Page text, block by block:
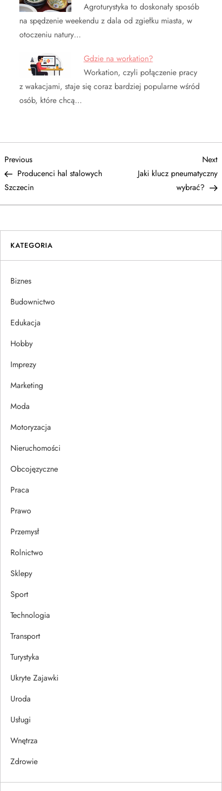
Agroturystyka to doskonały sposób
na spędzenie weekendu z dala od zgiełku miasta, w
otoczeniu natury…
Gdzie na workation?
Workation, czyli połączenie pracy
z wakacjami, staje się coraz bardziej popularne wśród
osób, które chcą…
N
a
w
i
g
a
c
a
w
p
u
Previous
Post
Previous
Producenci hal stalowych
Szczecin
Next
Jaki klucz pneumatyczny
wybrać?
KATEGORIA
Biznes
Budownictwo
Edukacja
Hobby
Imprezy
Marketing
Moda
Motoryzacja
Nieruchomości
Obcojęzyczne
Praca
Prawo
Przemysł
Rolnictwo
Sklepy
Sport
Technologia
Transport
Turystyka
Ukryte Zajawki
Uroda
Usługi
Wnętrza
Zdrowie